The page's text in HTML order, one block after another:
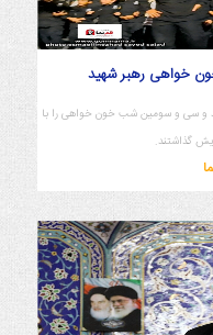
خواهی رهبر شهید
و سی و سومین شب خون خواهی را با
گذاشتند.